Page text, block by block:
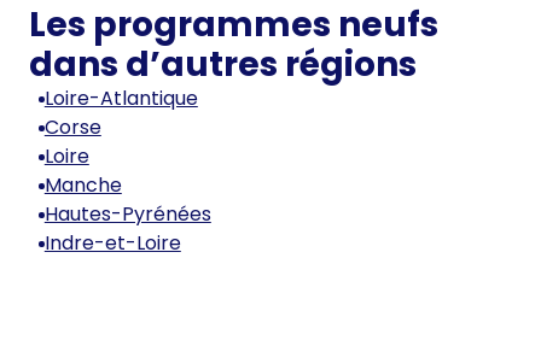
Les programmes neufs
dans d’autres régions
Loire-Atlantique
Corse
Loire
Manche
Hautes-Pyrénées
Indre-et-Loire